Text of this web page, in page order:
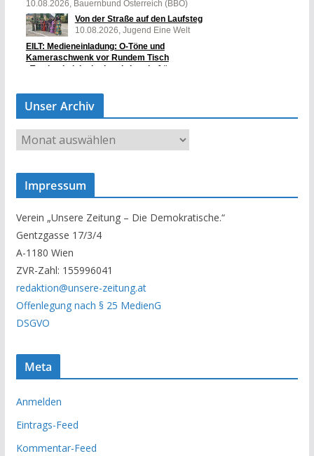
Unser Archiv
U
n
s
A
r
c
h
i
v
Impressum
Verein „Unsere Zeitung – Die Demokratische.“
Gentzgasse 17/3/4
A-1180 Wien
ZVR-Zahl: 155996041
redaktion@unsere-zeitung.at
Offenlegung nach § 25 MedienG
DSGVO
Meta
Anmelden
Eintrags-Feed
Kommentar-Feed